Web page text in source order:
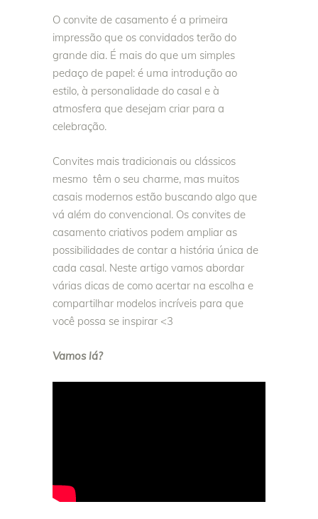
O convite de casamento é a primeira
impressão que os convidados terão do
grande dia. É mais do que um simples
pedaço de papel: é uma introdução ao
estilo, à personalidade do casal e à
atmosfera que desejam criar para a
celebração.
Convites mais tradicionais ou clássicos
mesmo têm o seu charme, mas muitos
casais modernos estão buscando algo que
vá além do convencional. Os convites de
casamento criativos podem ampliar as
possibilidades de contar a história única de
cada casal. Neste artigo vamos abordar
várias dicas de como acertar na escolha e
compartilhar modelos incríveis para que
você possa se inspirar <3
Vamos lá?